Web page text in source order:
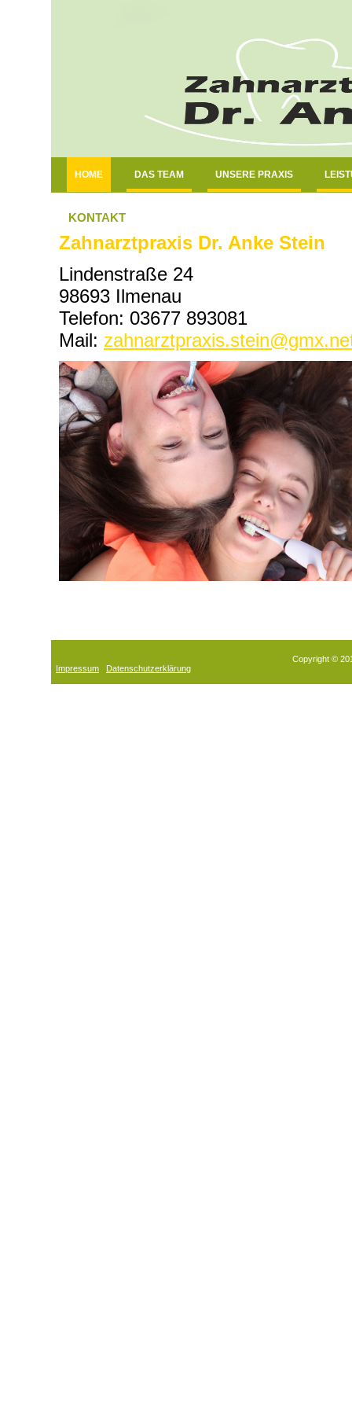
HOME DAS TEAM UNSERE PRAXIS
KONTAKT
Zahnarztpraxis Dr. Anke Stein
Lindenstraße 24
98693 Ilmenau
Telefon: 03677 893081
Mail:
Copyright ©
Impressum
Datenschutzerklärung